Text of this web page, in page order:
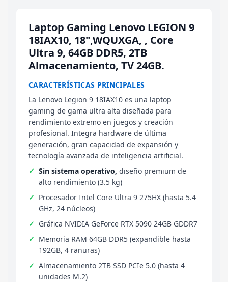
Laptop Gaming Lenovo LEGION 9
18IAX10, 18",WQUXGA, , Core
Ultra 9, 64GB DDR5, 2TB
Almacenamiento, TV 24GB.
CARACTERÍSTICAS PRINCIPALES
La Lenovo Legion 9 18IAX10 es una laptop
gaming de gama ultra alta diseñada para
rendimiento extremo en juegos y creación
profesional. Integra hardware de última
generación, gran capacidad de expansión y
tecnología avanzada de inteligencia artificial.
Sin sistema operativo, diseño premium de
alto rendimiento (3.5 kg)
Procesador Intel Core Ultra 9 275HX (hasta 5.4
GHz, 24 núcleos)
Gráfica NVIDIA GeForce RTX 5090 24GB GDDR7
Memoria RAM 64GB DDR5 (expandible hasta
192GB, 4 ranuras)
Almacenamiento 2TB SSD PCIe 5.0 (hasta 4
unidades M.2)